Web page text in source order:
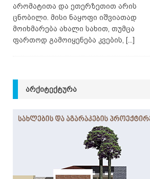
არომატითა და ეთერზეთით არის
ცნობილი. მისი ნაყოფი იშვიათად
მოიხმარება ახალი სახით, თუმცა
ფართოდ გამოიყენება კვების,
[...]
ᲐᲠᲥᲘᲢᲔᲥᲢᲣᲠᲐ